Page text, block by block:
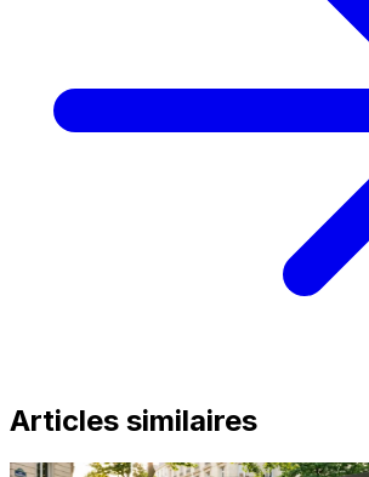
Articles similaires